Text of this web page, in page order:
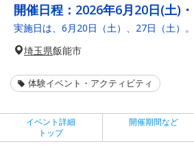
開催日程： 2026年6月20日(土)
実施日は、6月20日（土）、27日（土）。
埼玉県飯能市
体験イベント・アクティビティ
イベント詳細
トップ
開催期間など